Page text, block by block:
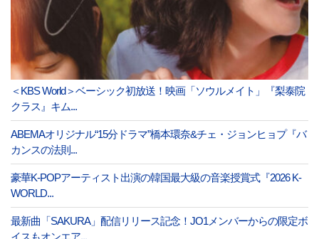
＜KBS World＞ベーシック初放送！映画「ソウルメイト」『梨泰院
クラス』キム...
ABEMAオリジナル“15分ドラマ”橋本環奈&チェ・ジョンヒョプ『バ
カンスの法則...
豪華K-POPアーティスト出演の韓国最大級の音楽授賞式『2026 K-
WORLD...
最新曲「SAKURA」配信リリース記念！JO1メンバーからの限定ボ